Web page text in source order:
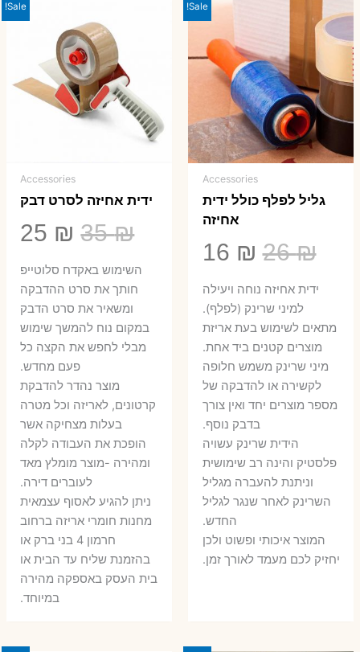
Sale!
Accessories
גליל לפלף כולל ידית
אחיזה
26₪
המחיר
המקורי
היה:
26 ₪.
16 ₪
הנוכחי
ידית אחיזה נוחה ויעילה
למיני שרינק (לפלף).
מתאים לשימוש בעת אריזת
מוצרים קטנים ביד אחת.
​מיני שרינק משמש חלופה
לקשירה או להדבקה של
מספר מוצרים יחד ואין צורך
בדבק נוסף.
הידית שרינק עשויה
פלסטיק והינה רב שימושית
וניתנת להעברה מגליל
השרינק לאחר שנגר לגליל
החדש.
המוצר איכותי ופשוט ולכן
יחזיק לכם מעמד לאורך זמן.
Sale!
Accessories
ידית אחיזה לסרט דבק
35₪
המחיר
המקורי
היה:
35 ₪.
25 ₪
₪.
השימוש באקדח סלוטייפ
חותך את סרט ההדבקה
ומשאיר את סרט הדבק
במקום נוח להמשך שימוש
מבלי לחפש את הקצה כל
פעם מחדש.
מוצר נהדר להדבקת
קרטונים, לאריזה וכל מטרה
בעלות מצחיקה אשר
הופכת את העבודה לקלה
ומהירה -מוצר מומלץ מאד
לעוברים דירה.
ניתן להגיע לאסוף עצמאית
מחנות חומרי אריזה ברחוב
חרמון 4 בני ברק או
בהזמנת שליח עד הבית או
בית העסק באספקה מהירה
במיוחד.